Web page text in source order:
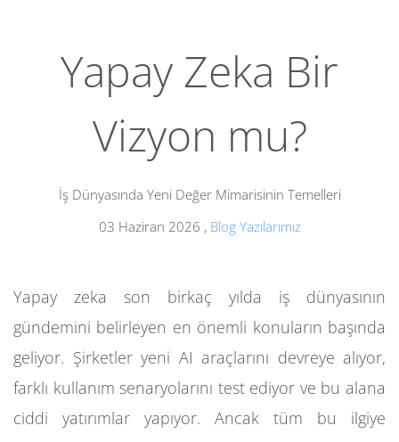
Yapay Zeka Bir
Vizyon mu?
İş Dünyasında Yeni Değer Mimarisinin Temelleri
03 Haziran 2026 , Blog Yazılarımız
Yapay zeka son birkaç yılda iş dünyasının
gündemini belirleyen en önemli konuların başında
geliyor. Şirketler yeni AI araçlarını devreye alıyor,
farklı kullanım senaryolarını test ediyor ve bu alana
ciddi yatırımlar yapıyor. Ancak tüm bu ilgiye